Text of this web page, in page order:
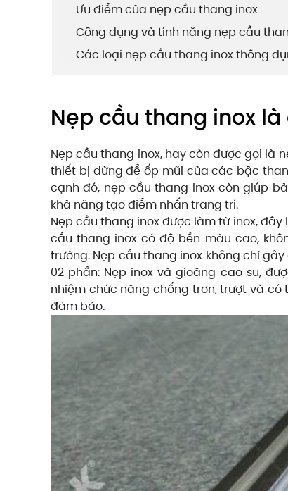
Ưu điểm của nẹp cầu thang inox
Công dụng và tính năng nẹp cầu
Các loại nẹp cầu thang inox thông
Nẹp cầu thang inox là
Nẹp cầu thang inox, hay còn được gọi là
thiết bị dừng để ốp mũi của các bậc
cạnh đó, nẹp cầu thang inox còn giúp
khả năng tạo điểm nhấn trang trí.
Nẹp cầu thang inox được làm từ inox,
cầu thang inox có độ bền màu cao,
trường. Nẹp cầu thang inox không chỉ
02 phần: Nẹp inox và gioăng cao su,
nhiệm chức năng chống trơn, trượt và
đảm bảo.